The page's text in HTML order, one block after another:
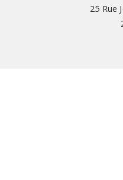
25 Rue